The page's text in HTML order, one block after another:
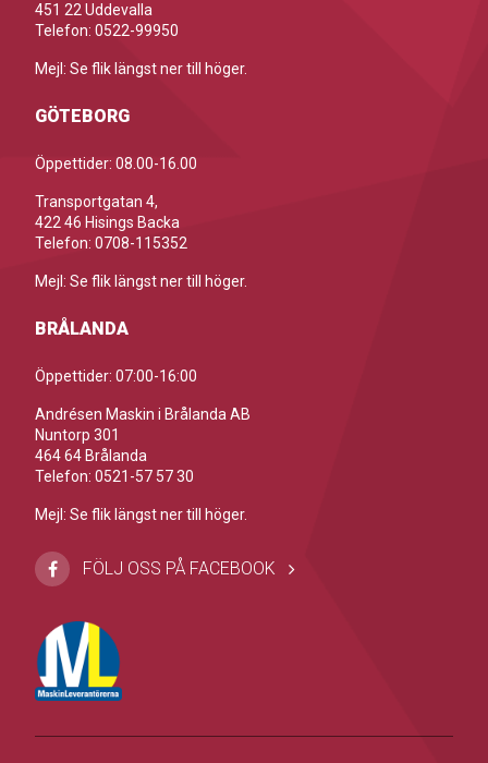
451 22 Uddevalla
Telefon: 0522-99950
Mejl: Se flik längst ner till höger.
GÖTEBORG
Öppettider: 08.00-16.00
Transportgatan 4,
422 46 Hisings Backa
Telefon: 0708-115352
Mejl: Se flik längst ner till höger.
BRÅLANDA
Öppettider: 07:00-16:00
Andrésen Maskin i Brålanda AB
Nuntorp 301
464 64 Brålanda
Telefon: 0521-57 57 30
Mejl: Se flik längst ner till höger.
FÖLJ OSS PÅ FACEBOOK